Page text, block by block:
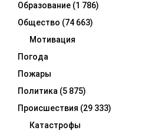
Образование (1 786)
Общество (74 663)
Мотивация
Погода
Пожары
Политика (5 875)
Происшествия (29 333)
Катастрофы